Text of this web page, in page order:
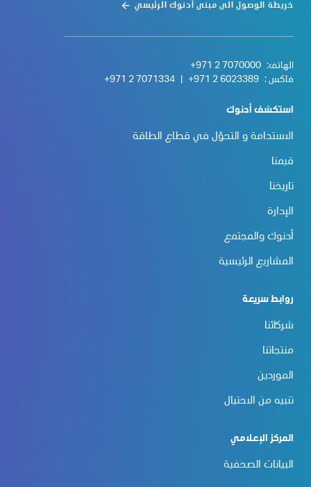
خريطة الوصول الى مبنى أدنوك الرئيسي
الهاتف: +971 2 7070000
فاكس : +971 2 6023389
+971 2 7071334
استكشف أدنوك
الاستدامة و التحوّل في قطاع الطاقة
قيمنا
تاريخنا
الإدارة
أدنوك والمجتمع
المشاريع الرئيسية
روابط سريعة
شركائنا
منتجاتنا
الموردين
تنبيه من الاحتيال
المركز الإعلامي
البيانات الصحفية